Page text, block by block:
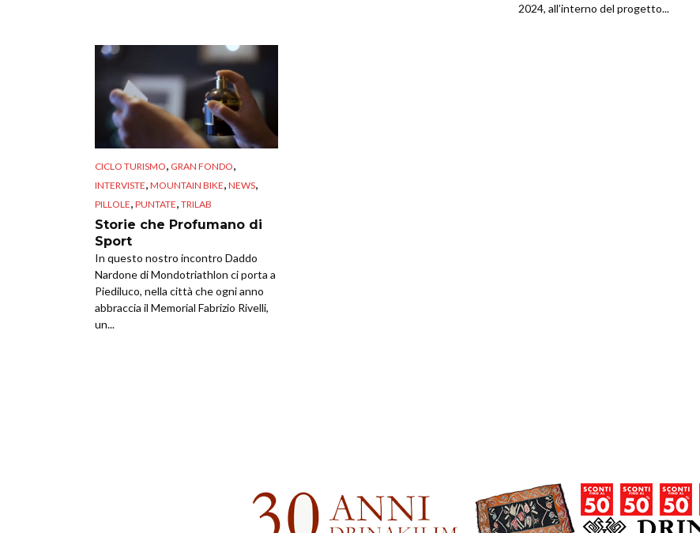
2024, all’interno del progetto...
CICLO TURISMO GRAN FONDO
INTERVISTE MOUNTAIN BIKE NEWS
PILLOLE PUNTATE TRILAB
Storie che Profumano di
Sport
In questo nostro incontro Daddo
Nardone di Mondotriathlon ci porta a
Piediluco, nella città che ogni anno
abbraccia il Memorial Fabrizio Rivelli,
un...